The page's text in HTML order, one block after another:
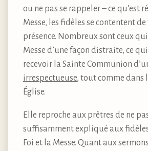
ou ne pas se rappeler – ce qu’est
Messe, les fidèles se contentent
présence. Nombreux sont ceux
Messe d’une façon distraite, ce
recevoir la Sainte Communion
irrespectueuse, tout comme dans
Église.
Elle reproche aux prêtres de ne
suffisamment expliqué aux
Foi et la Messe. Quant aux